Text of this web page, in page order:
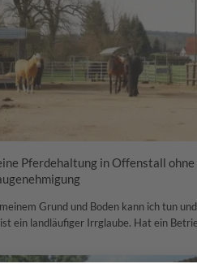
Pferdehaltung in Offenstall ohne
Grund und Boden kann ich tun
ist ein landläufiger Irrglaube. Hat ein